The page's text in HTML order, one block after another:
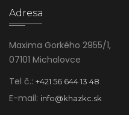
Adresa
Maxima Gorkého 2955/1,
07101 Michalovce
Tel č.: +421 56 644 13 48
E-mail: info@khazkc.sk